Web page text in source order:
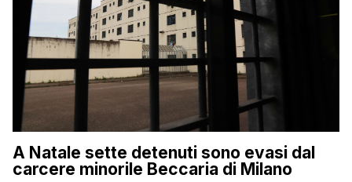
A Natale sette detenuti sono evasi dal
carcere minorile Beccaria di Milano